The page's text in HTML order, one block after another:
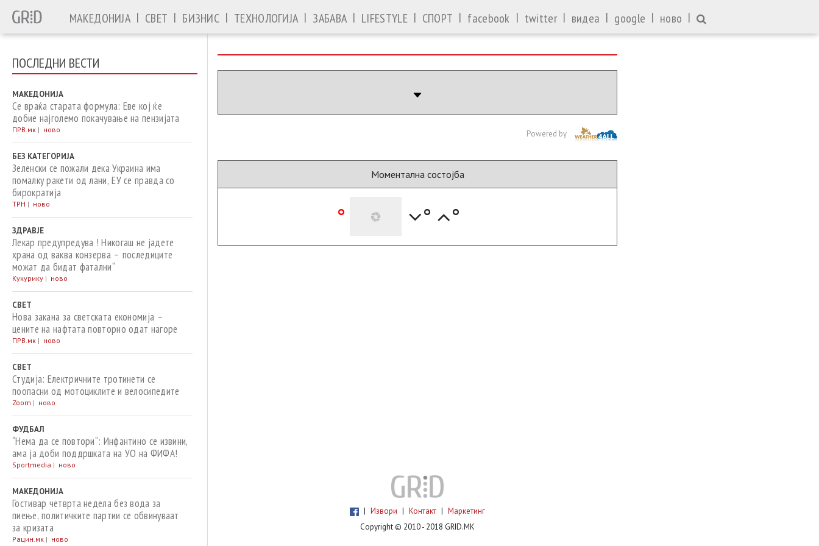
МАКЕДОНИЈА | СВЕТ | БИЗНИС | ТЕХНОЛОГИЈА | ЗАБАВА | LIFESTYLE | СПОРТ | facebook | twitter | видеа | google | ново |
ПОСЛЕДНИ ВЕСТИ
МАКЕДОНИЈА
Се враќа старата формула: Еве кој ќе
добие најголемо покачување на пензијата
ПРВ.мк | ново
БЕЗ КАТЕГОРИЈА
Зеленски се пожали дека Украина има
помалку ракети од лани, ЕУ се правда со
бирократија
ТРН | ново
ЗДРАВЈЕ
Лекар предупредува ! Никогаш не јадете
храна од ваква конзерва – последиците
можат да бидат фатални“
Кукурику | ново
СВЕТ
Нова закана за светската економија –
цените на нафтата повторно одат нагоре
ПРВ.мк | ново
СВЕТ
Студија: Електричните тротинети се
поопасни од мотоциклите и велосипедите
Zoom | ново
ФУДБАЛ
“Нема да се повтори“: Инфантино се извини,
ама ја доби поддршката на УО на ФИФА!
Sportmedia | ново
МАКЕДОНИЈА
Гостивар четврта недела без вода за
пиење, политичките партии се обвинуваат
за кризата
Рацин.мк | ново
Powered by
Моментална состојба
° ° °
| Извори | Контакт | Маркетинг
Copyright © 2010 - 2018 GRID.MK